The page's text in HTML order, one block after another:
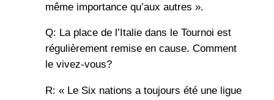
même importance qu’aux autres ».
Q: La place de l’Italie dans le Tournoi est
régulièrement remise en cause. Comment
le vivez-vous?
R: « Le Six nations a toujours été une ligue